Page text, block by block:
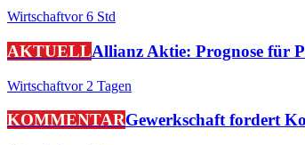
Wirtschaftvor 6 Std
AKTUELLAllianz Aktie: Prognose für
Wirtschaftvor 2 Tagen
KOMMENTARGewerkschaft fordert